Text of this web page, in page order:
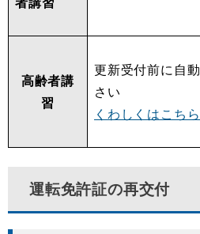
高齢者講
習
更新受付前に自
さい
くわしくはこちら
運転免許証の再交付